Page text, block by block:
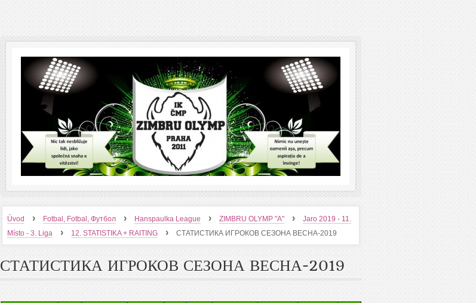
Úvod › Fotbal, Fotbal, Футбол › Hanspaulka League › ZIMBRU OLYMP "A" ›
Jaro 2019 - 11.
Místo - 3. Liga
› 12. STATISTIKA + RAITING › СТАТИСТИКА ИГРОКОВ СЕЗОНА ВЕСНА-2019
СТАТИСТИКА ИГРОКОВ СЕЗОНА ВЕСНА-2019